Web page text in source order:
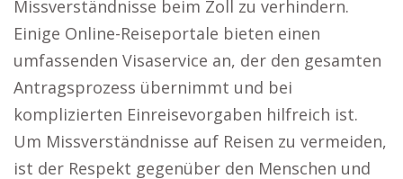
Missverständnisse beim Zoll zu verhindern.
Einige Online-Reiseportale bieten einen
umfassenden Visaservice an, der den gesamten
Antragsprozess übernimmt und bei
komplizierten Einreisevorgaben hilfreich ist.
Um Missverständnisse auf Reisen zu vermeiden,
ist der Respekt gegenüber den Menschen und